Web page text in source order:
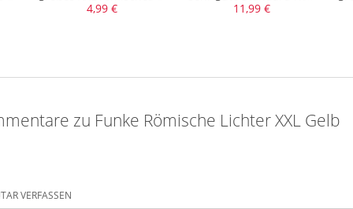
4,99 €
11,99 €
zu Funke Römische Lichter XXL Gelb
VERFASSEN